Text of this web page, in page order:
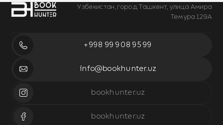
Узбекистан, город Ташкент, улица Амира
Темура 129А
+998 99 908 95 99
info@bookhunter.uz
bookhunter.uz
bookhunter.uz